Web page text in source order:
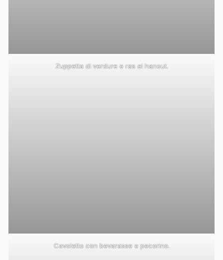
Zuppetta di verdure e ras el hanout.
Cavoletto con bevarasse e pecorino.